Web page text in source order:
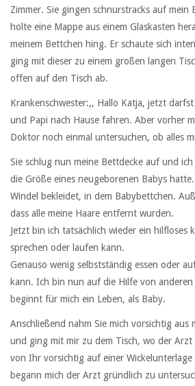
Zimmer. Sie gingen schnurstracks auf
holte eine Mappe aus einem Glaskasten
meinem Bettchen hing. Er schaute sich
ging mit dieser zu einem großen langen
offen auf den Tisch ab.
Krankenschwester:,, Hallo Katja, jetzt
und Papi nach Hause fahren. Aber vorher
Doktor noch einmal untersuchen, ob alles
Sie schlug nun meine Bettdecke auf und
die Größe eines neugeborenen Babys
Windel bekleidet, in dem Babybettchen.
dass alle meine Haare entfernt wurden.
Jetzt bin ich tatsächlich wieder ein hilfloses
sprechen oder laufen kann.
Genauso wenig selbstständig essen oder
kann. Ich bin nun auf die Hilfe von anderen
beginnt für mich ein Leben, als Baby.
Anschließend nahm Sie mich vorsichtig aus
und ging mit mir zu dem Tisch, wo der Arzt
von Ihr vorsichtig auf einer Wickelunterlage
begann mich der Arzt gründlich zu